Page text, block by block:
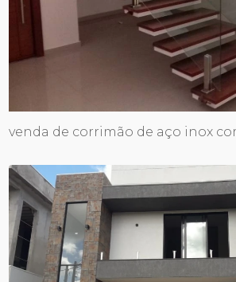
venda de corrimão de aço inox